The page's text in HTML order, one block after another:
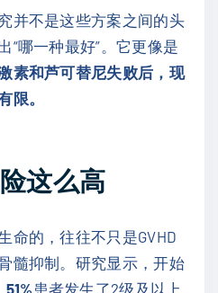
并不是这些方案之间的头
“哪一种最好”。它更像是
素和芦可替尼失败后，现
限。
这么高
命的，往往不只是GVHD
髓抑制。研究显示，开始
51% 患者发生了2级及以上